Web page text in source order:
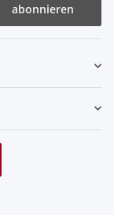
abonnieren